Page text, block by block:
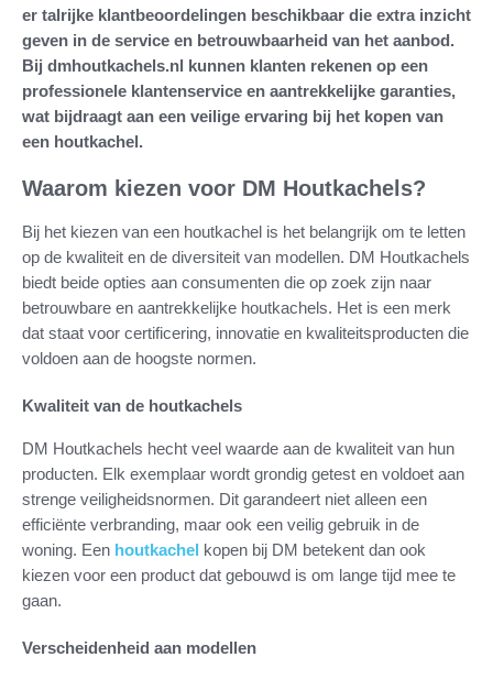
er talrijke klantbeoordelingen beschikbaar die extra inzicht
geven in de service en betrouwbaarheid van het aanbod.
Bij dmhoutkachels.nl kunnen klanten rekenen op een
professionele klantenservice en aantrekkelijke garanties,
wat bijdraagt aan een veilige ervaring bij het kopen van
een houtkachel.
Waarom kiezen voor DM Houtkachels?
Bij het kiezen van een houtkachel is het belangrijk om te letten
op de kwaliteit en de diversiteit van modellen. DM Houtkachels
biedt beide opties aan consumenten die op zoek zijn naar
betrouwbare en aantrekkelijke houtkachels. Het is een merk
dat staat voor certificering, innovatie en kwaliteitsproducten die
voldoen aan de hoogste normen.
Kwaliteit van de houtkachels
DM Houtkachels hecht veel waarde aan de kwaliteit van hun
producten. Elk exemplaar wordt grondig getest en voldoet aan
strenge veiligheidsnormen. Dit garandeert niet alleen een
efficiënte verbranding, maar ook een veilig gebruik in de
woning. Een houtkachel kopen bij DM betekent dan ook
kiezen voor een product dat gebouwd is om lange tijd mee te
gaan.
Verscheidenheid aan modellen